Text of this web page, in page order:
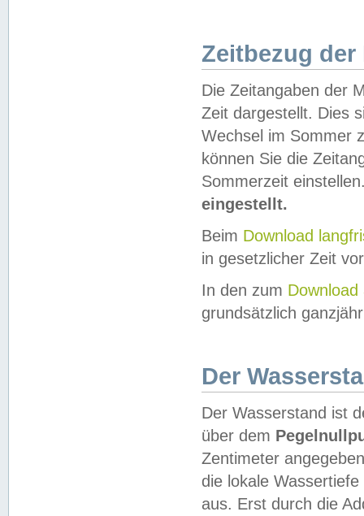
Zeitbezug der
Die Zeitangaben der
Zeit dargestellt. Dies
Wechsel im Sommer
können Sie die
Sommerzeit
eingestellt.
Beim Download
in gesetzlicher Zeit
In den zum Download
grundsätzlich
Der
Der Wasserstand ist
über dem
Zentimeter
die lokale
aus. Erst durch die